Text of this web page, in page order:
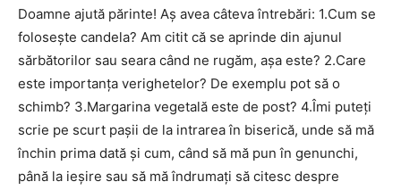
Doamne ajută părinte! Aș avea câteva întrebări: 1.Cum se
folosește candela? Am citit că se aprinde din ajunul
sărbătorilor sau seara când ne rugăm, așa este? 2.Care
este importanța verighetelor? De exemplu pot să o
schimb? 3.Margarina vegetală este de post? 4.Îmi puteți
scrie pe scurt pașii de la intrarea în biserică, unde să mă
închin prima dată și cum, când să mă pun în genunchi,
până la ieșire sau să mă îndrumați să citesc despre